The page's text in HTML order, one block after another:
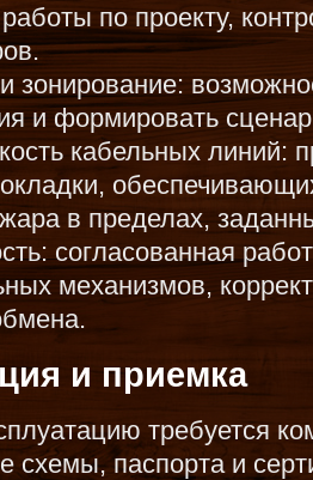
по проекту,
зонирование:
и формировать
кабельных линий:
в пределах,
согласованная
механизмов,
и приемка
требуется
схемы, паспорта и